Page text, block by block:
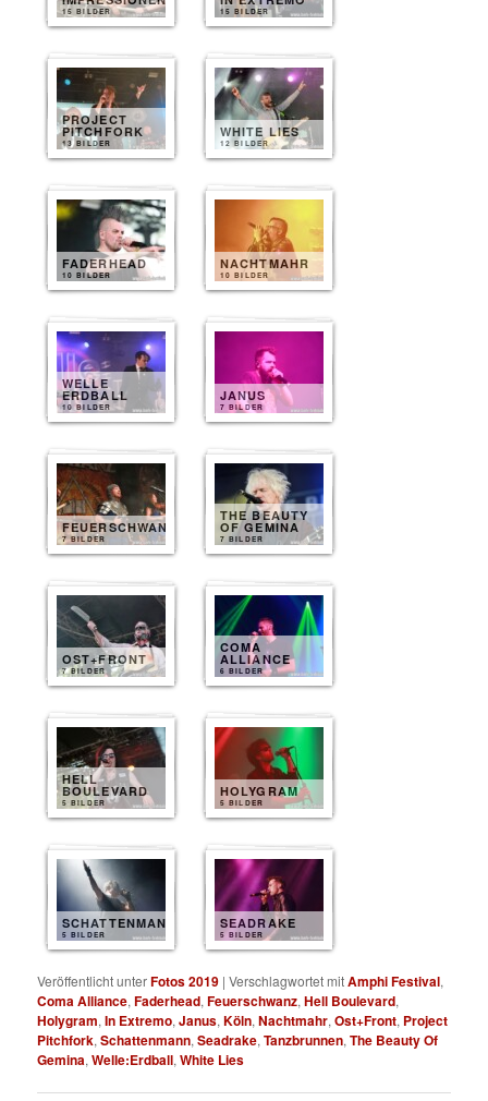
15 BILDER 15 BILDER
PROJECT
PITCHFORK
13 BILDER
WHITE LIES
12 BILDER
FADERHEAD
10 BILDER
NACHTMAHR
10 BILDER
WELLE
ERDBALL
10 BILDER
JANUS
7 BILDER
FEUERSCHWANZ
7 BILDER
THE BEAUTY
OF GEMINA
7 BILDER
OST+FRONT
7 BILDER
COMA
ALLIANCE
6 BILDER
HELL
BOULEVARD
5 BILDER
HOLYGRAM
5 BILDER
SCHATTENMANN
5 BILDER
SEADRAKE
5 BILDER
Veröffentlicht unterFotos 2019 |Verschlagwortet mitAmphi Festival,
Coma Alliance,Faderhead,Feuerschwanz,Hell Boulevard,
Holygram,In Extremo,Janus,Köln,Nachtmahr,Ost+Front, Project
Pitchfork,Schattenmann,Seadrake,Tanzbrunnen,The Beauty Of
Gemina,Welle:Erdball,White Lies